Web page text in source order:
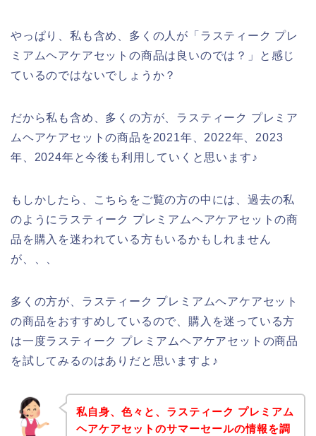
やっぱり、私も含め、多くの人が「ラスティーク プレ
ミアムヘアケアセットの商品は良いのでは？」と感じ
ているのではないでしょうか？
だから私も含め、多くの方が、ラスティーク プレミア
ムヘアケアセットの商品を2021年、2022年、2023
年、2024年と今後も利用していくと思います♪
もしかしたら、こちらをご覧の方の中には、過去の私
のようにラスティーク プレミアムヘアケアセットの商
品を購入を迷われている方もいるかもしれません
が、、、
多くの方が、ラスティーク プレミアムヘアケアセット
の商品をおすすめしているので、購入を迷っている方
は一度ラスティーク プレミアムヘアケアセットの商品
を試してみるのはありだと思いますよ♪
私自身、色々と、ラスティーク プレミアム
ヘアケアセットのサマーセールの情報を調